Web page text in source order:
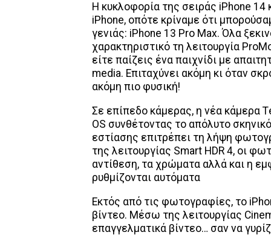
H κυκλοφορία της σειράς iPhone 14
iPhone, οπότε κρίναμε ότι
γενιάς: iPhone 13 Pro Max. Όλα
χαρακτηριστικό τη λειτουργία
είτε παίζεις ένα παιχνίδι με
media. Επιταχύνει ακόμη κι όταν
ακόμη πιο φυσική!
Σε επίπεδο κάμερας, η νέα κάμερα
OS συνθέτοντας το απόλυτο
εστίασης επιτρέπει τη λήψη
της λειτουργίας Smart HDR 4, οι
αντίθεση, τα χρώματα αλλά και η
ρυθμίζονται αυτόματα
Εκτός από τις φωτογραφίες, το
βίντεο. Μέσω της λειτουργίας
επαγγελματικά βίντεο… σαν να